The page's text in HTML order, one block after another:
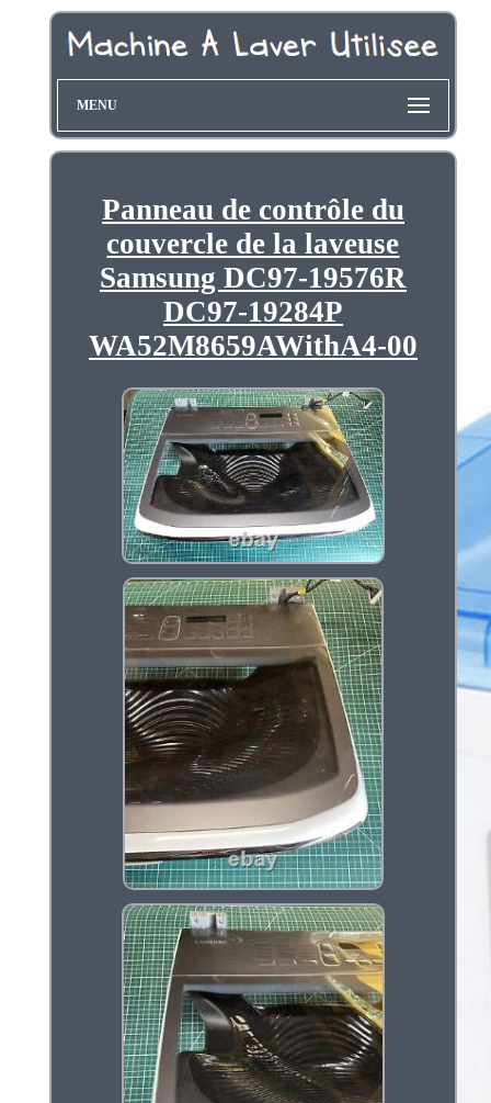
MENU
Panneau de contrôle du
couvercle de la laveuse
Samsung DC97-19576R
DC97-19284P
WA52M8659AWithA4-00